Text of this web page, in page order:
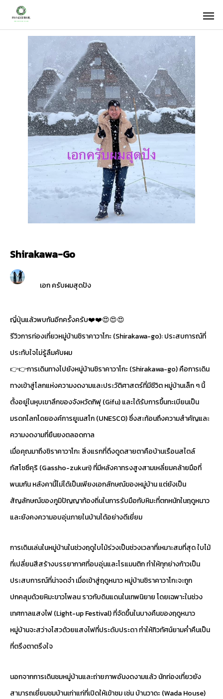
Shirakawa-Go
เอก ครับผมสุดปัง
ญี่ปุ่นแล้วพบกันอีกครั้งครับ❤️❤️😍😍😍
รีวิวการท่องเที่ยวหมู่บ้านชิราคาวาโกะ (Shirakawa-go): ประสบการณ์ที่
ประทับใจไม่รู้ลืมคับผม
👉👉การเดินทางไปยังหมู่บ้านชิราคาวาโกะ (Shirakawa-go) คือการเดิน
ทางเข้าสู่โลกแห่งความงดงามและประวัติศาสตร์ที่มีชีวิต หมู่บ้านเล็ก ๆ นี้
ตั้งอยู่ในหุบเขาลึกของจังหวัดกิฟุ (Gifu) และได้รับการขึ้นทะเบียนเป็น
มรดกโลกโดยองค์การยูเนสโก (UNESCO) ซึ่งสะท้อนถึงความสำคัญและ
ความงดงามที่ยืนยงตลอดกาล
เมื่อคุณมาถึงชิราคาวาโกะ สิ่งแรกที่ดึงดูดสายตาคือบ้านเรือนสไตล์
กัสโชซึคุริ (Gassho-zukuri) ที่มีหลังคาทรงสูงสามเหลี่ยมคล้ายมือที่
พนมกัน หลังคานี้ไม่ได้เป็นเพียงเอกลักษณ์ของหมู่บ้าน แต่ยังเป็น
สัญลักษณ์ของภูมิปัญญาท้องถิ่นในการรับมือกับหิมะที่ตกหนักในฤดูหนาว
และยังคงความอบอุ่นภายในบ้านได้อย่างดีเยี่ยม
การเดินเล่นในหมู่บ้านในช่วงฤดูใบไม้ร่วงเป็นช่วงเวลาที่เหมาะสมที่สุด ใบไม้
ที่เปลี่ยนสีสร้างบรรยากาศที่อบอุ่นและโรแมนติก ทำให้ทุกย่างก้าวเป็น
ประสบการณ์ที่น่าจดจำ เมื่อเข้าสู่ฤดูหนาว หมู่บ้านชิราคาวาโกะจะถูก
ปกคลุมด้วยหิมะขาวโพลน ราวกับดินแดนในเทพนิยาย โดยเฉพาะในช่วง
เทศกาลแสงไฟ (Light-up Festival) ที่จัดขึ้นในบางคืนของฤดูหนาว
หมู่บ้านจะสว่างไสวด้วยแสงไฟที่ประดับประดา ทำให้ทิวทัศน์ยามค่ำคืนเป็น
ที่ตรึงตาตรึงใจ
นอกจากการเดินชมหมู่บ้านและถ่ายภาพอันงดงามแล้ว นักท่องเที่ยวยัง
สามารถเยี่ยมชมบ้านเก่าแก่ที่เปิดให้เข้าชม เช่น บ้านวาดะ (Wada House)